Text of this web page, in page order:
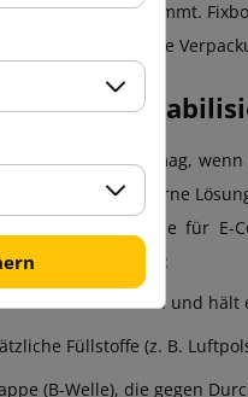
ankommt.
gleichzeitig die
mit
und es mag,
Wert auf moderne
eine Lösung, die für E-
sind:
des Produkts an und
Füllstoffe (z. B.
(B-Welle), die gegen